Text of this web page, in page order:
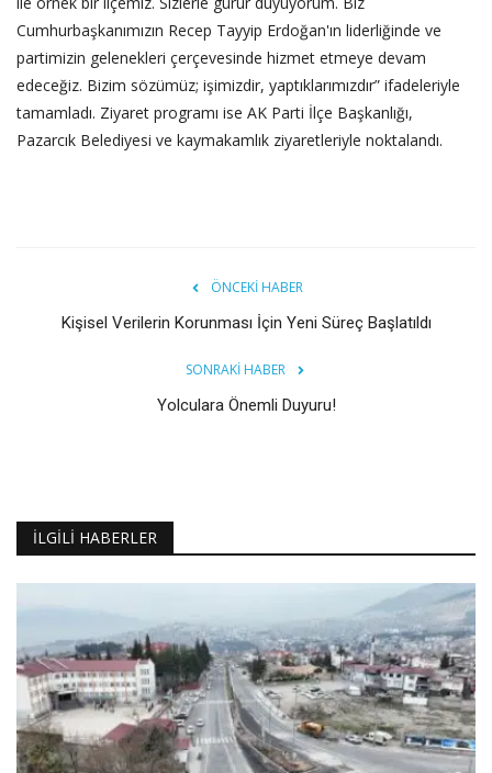
Cumhurbaşkanımızın Recep Tayyip Erdoğan'ın liderliğinde ve
partimizin gelenekleri çerçevesinde hizmet etmeye devam
edeceğiz. Bizim sözümüz; işimizdir, yaptıklarımızdır” ifadeleriyle
tamamladı. Ziyaret programı ise AK Parti İlçe Başkanlığı,
Pazarcık Belediyesi ve kaymakamlık ziyaretleriyle noktalandı.
ÖNCEKI HABER
Kişisel Verilerin Korunması İçin Yeni Süreç Başlatıldı
SONRAKI HABER
Yolculara Önemli Duyuru!
İLGILI HABERLER